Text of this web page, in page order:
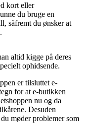
kort eller
du bruge en
såfremt du ønsker at
altid kigge på deres
ophidsende.
er tilsluttet e-
for at e-butikken
nu og da
Desuden
møder problemer som